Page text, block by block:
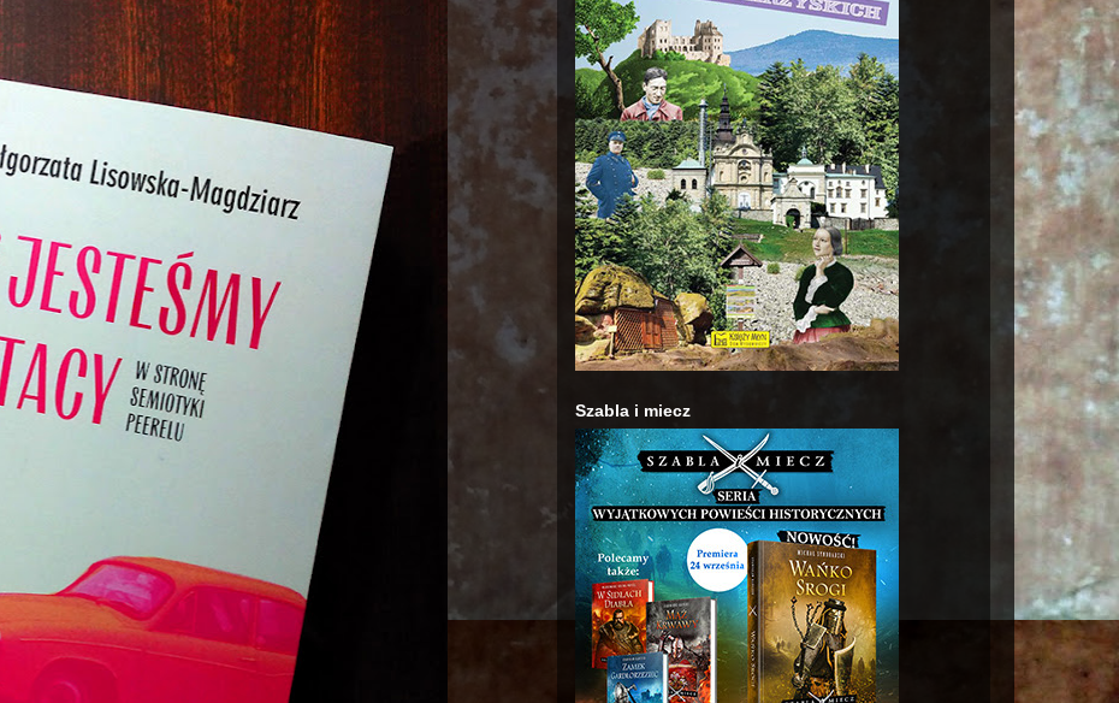
Szabla i miecz